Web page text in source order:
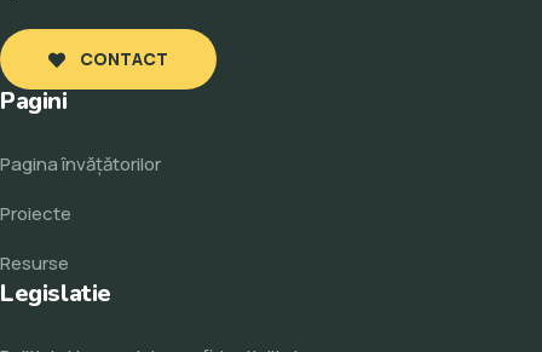
CONTACT
Pagini
Pagina învăţătorilor
Proiecte
Resurse
Legislatie